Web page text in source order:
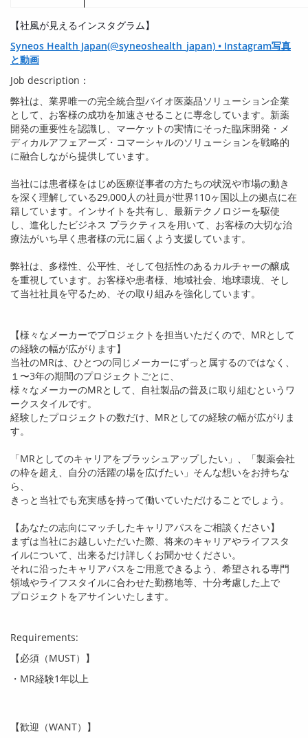
【社風が見えるインスタグラム】
Syneos Health Japan(@syneoshealth_japan) • Instagram写真
と動画
Job description：
弊社は、業界唯一の完全統合型バイオ医薬品ソリューション企業
として、お客様の成功を加速させることに専念しています。新薬
開発の重要性を認識し、マーケットの実情にそった臨床開発・メ
ディカルアフェアーズ・コマーシャルのソリューションを戦略的
に融合しながら提供しています。
当社には患者様をはじめ医療従事者の方たちの状況や市場の動き
を深く理解している29,000人の社員が世界110ヶ国以上の拠点に在
籍しています。インサイトを共有し、最新テクノロジーを駆使
し、進化したビジネス プラクティスを用いて、お客様の大切な治
療法がいち早く患者様の元に届くよう支援しています。
弊社は、多様性、公平性、そして包括性のあるカルチャーの醸成
を重視しています。お客様や患者様、地域社会、地球環境、そし
て当社社員を守るため、その取り組みを強化しています。
【様々なメーカーでプロジェクトを担当いただくので、 MRとして
の経験の幅が広がります】
当社のMRは、ひとつの同じメーカーにずっと属するのではなく、
１〜3年の期間のプロジェクトごとに、
様々なメーカーのMRとして、自社製品の普及に取り組むというワ
ークスタイルです。
経験したプロジェクトの数だけ、 MRとしての経験の幅が広がりま
す。
「MRとしてのキャリアをブラッシュアップしたい」、「製薬会社
の枠を超え、自分の活躍の場を広げたい」そんな想いをお持ちな
ら、
きっと当社でも充実感を持って働いていただけることでしょう。
【あなたの志向にマッチしたキャリアパスをご相談ください】
まずは当社にお越しいただいた際、将来のキャリアやライフスタ
イルについて、出来るだけ詳しくお聞かせください。
それに沿ったキャリアパスをご用意できるよう、希望される専門
領域やライフスタイルに合わせた勤務地等、十分考慮した上で
プロジェクトをアサインいたします。
Requirements:
【必須（MUST）】
・ MR経験1年以上
【歓迎（WANT）】